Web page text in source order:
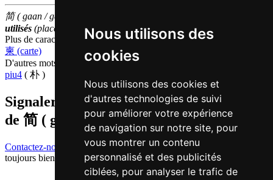
Nous utilisons des
cookies
Nous utilisons des cookies et
d'autres technologies de suivi
pour améliorer votre expérience
de navigation sur notre site, pour
vous montrer un contenu
personnalisé et des publicités
ciblées, pour analyser le trafic de
简 ( gaan / gaan2 ) fait partie des
utilisés (place parmi les caractères individuels )
Plus de caractères qui se prononcentgaan2 en chinois
柬 (carte)
D'autres mots qui signifientsimple en chinois
piu4 ( 朴 )
Signaler traduction fausse ou manquante
de 简 ( gaan / gaan2 )
Contactez-nous!
Votre feedback et critique constructive seront
toujours bienvenus.